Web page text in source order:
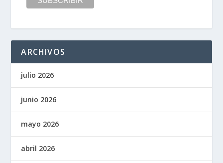
ARCHIVOS
julio 2026
junio 2026
mayo 2026
abril 2026